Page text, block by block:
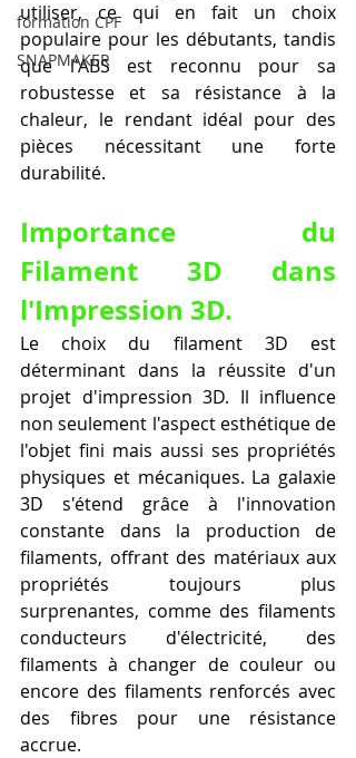
formation CPF
SNAPMAKER
utiliser, ce qui en fait un choix
populaire pour les débutants, tandis
que l'ABS est reconnu pour sa
robustesse et sa résistance à la
chaleur, le rendant idéal pour des
pièces nécessitant une forte
durabilité.
Importance du
Filament 3D dans
l'Impression 3D.
Le choix du filament 3D est
déterminant dans la réussite d'un
projet d'impression 3D. Il influence
non seulement l'aspect esthétique de
l'objet fini mais aussi ses propriétés
physiques et mécaniques. La galaxie
3D s'étend grâce à l'innovation
constante dans la production de
filaments, offrant des matériaux aux
propriétés toujours plus
surprenantes, comme des filaments
conducteurs d'électricité, des
filaments à changer de couleur ou
encore des filaments renforcés avec
des fibres pour une résistance
accrue.